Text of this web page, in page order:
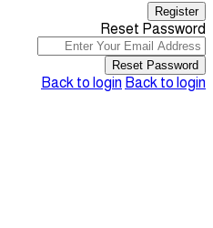
Register
Reset Password
Reset Password
Back to login Back to login